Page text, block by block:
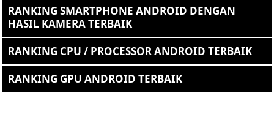
RANKING SMARTPHONE ANDROID DENGAN
HASIL KAMERA TERBAIK
RANKING CPU / PROCESSOR ANDROID TERBAIK
RANKING GPU ANDROID TERBAIK